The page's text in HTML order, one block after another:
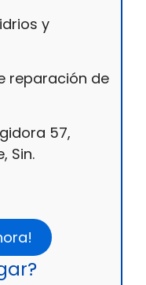
y
reparación de
57,
Sin.